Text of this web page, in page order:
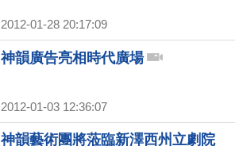
2012-01-28 20:17:09
神韻廣告亮相時代廣場
2012-01-03 12:36:07
神韻藝術團將蒞臨新澤西州立劇院